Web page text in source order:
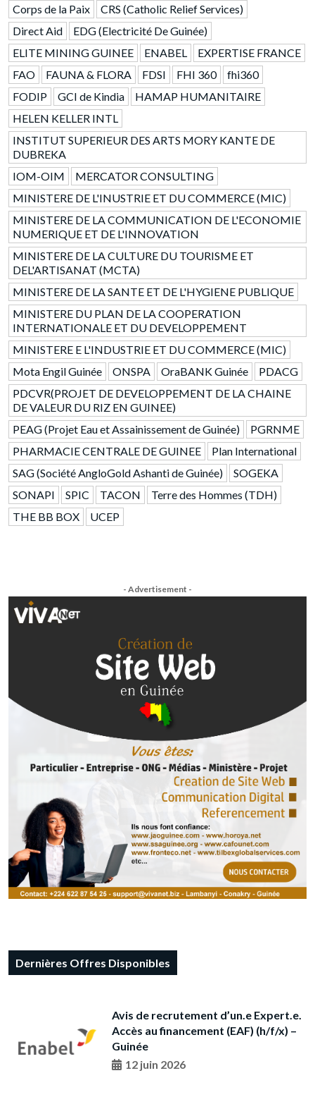
Corps de la Paix
CRS (Catholic Relief Services)
Direct Aid
EDG (Electricité De Guinée)
ELITE MINING GUINEE
ENABEL
EXPERTISE FRANCE
FAO
FAUNA & FLORA FDSI FHI 360
fhi360
FODIP
GCI de Kindia
HAMAP HUMANITAIRE
HELEN KELLER INTL
INSTITUT SUPERIEUR DES ARTS MORY KANTE DE
DUBREKA
IOM-OIM
MERCATOR CONSULTING
MINISTERE DE L'INUSTRIE ET DU COMMERCE (MIC)
MINISTERE DE LA COMMUNICATION DE L'ECONOMIE
NUMERIQUE ET DE L'INNOVATION
MINISTERE DE LA CULTURE DU TOURISME ET
DEL'ARTISANAT (MCTA)
MINISTERE DE LA SANTE ET DE L'HYGIENE PUBLIQUE
MINISTERE DU PLAN DE LA COOPERATION
INTERNATIONALE ET DU DEVELOPPEMENT
MINISTERE E L'INDUSTRIE ET DU COMMERCE (MIC)
Mota Engil Guinée
ONSPA OraBANK Guinée
PDACG
PDCVR(PROJET DE DEVELOPPEMENT DE LA CHAINE
DE VALEUR DU RIZ EN GUINEE)
PEAG (Projet Eau et Assainissement de Guinée)
PGRNME
PHARMACIE CENTRALE DE GUINEE
Plan International
SAG (Société AngloGold Ashanti de Guinée)
SOGEKA
SONAPI
SPIC TACON
Terre des Hommes (TDH)
THE BB BOX
UCEP
- Advertisement -
Dernières Offres Disponibles
Avis de recrutement d’un.e Expert.e.
Accès au financement (EAF) (h/f/x) –
Guinée
12 juin 2026